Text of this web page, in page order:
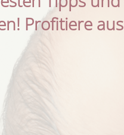
Profitiere